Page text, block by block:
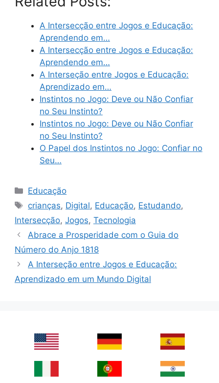
A Intersecção entre Jogos e Educação:
Aprendendo em…
A Intersecção entre Jogos e Educação:
Aprendendo em…
A Interseção entre Jogos e Educação:
Aprendizado em…
Instintos no Jogo: Deve ou Não Confiar
no Seu Instinto?
Instintos no Jogo: Deve ou Não Confiar
no Seu Instinto?
O Papel dos Instintos no Jogo: Confiar no
Seu…
Categories
Educação
Tags
crianças, Digital, Educação, Estudando,
Intersecção, Jogos, Tecnologia
Abrace a Prosperidade com o Guia do
Número do Anjo 1818
A Interseção entre Jogos e Educação:
Aprendizado em um Mundo Digital